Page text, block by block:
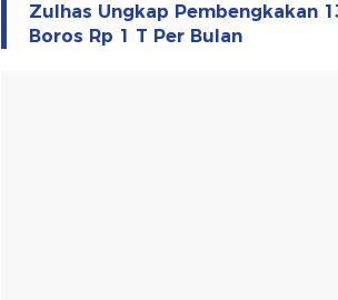
Zulhas Ungkap Pembengkakan
Boros Rp 1 T Per Bulan